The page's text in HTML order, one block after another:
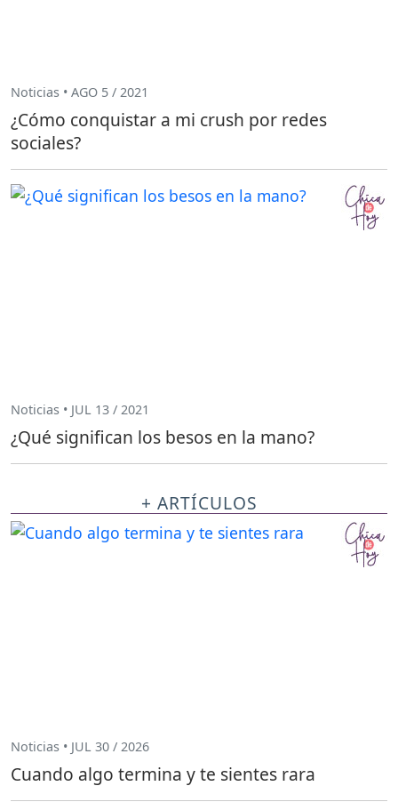
Noticias • AGO 5 / 2021
¿Cómo conquistar a mi crush por redes
sociales?
Noticias • JUL 13 / 2021
¿Qué significan los besos en la mano?
+ ARTÍCULOS
Noticias • JUL 30 / 2026
Cuando algo termina y te sientes rara